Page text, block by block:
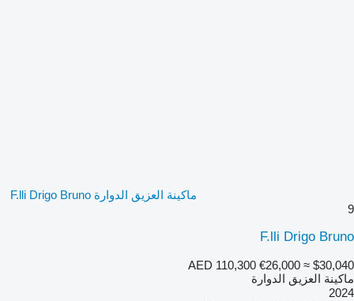
ماكينة العزيق الدوارة F.lli Drigo Bruno
9
F.lli Drigo Bruno
AED 110,300 €26,000 ≈ $30,040
ماكينة العزيق الدوارة
2024